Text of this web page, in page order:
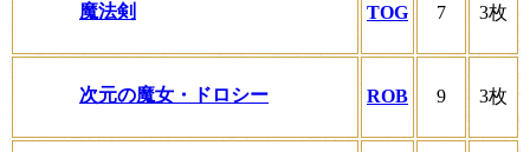
魔法剣 TOG 7 3枚
次元の魔女・ドロシー ROB 9 3枚